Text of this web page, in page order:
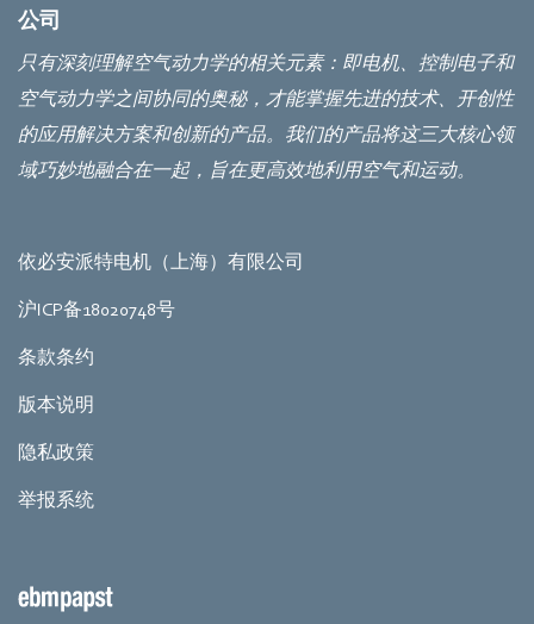
公司
只有深刻理解空气动力学的相关元素：即电机、控制电子和
空气动力学之间协同的奥秘，才能掌握先进的技术、开创性
的应用解决方案和创新的产品。我们的产品将这三大核心领
域巧妙地融合在一起，旨在更高效地利用空气和运动。
依必安派特电机（上海）有限公司
沪ICP备18020748号
条款条约
版本说明
隐私政策
举报系统